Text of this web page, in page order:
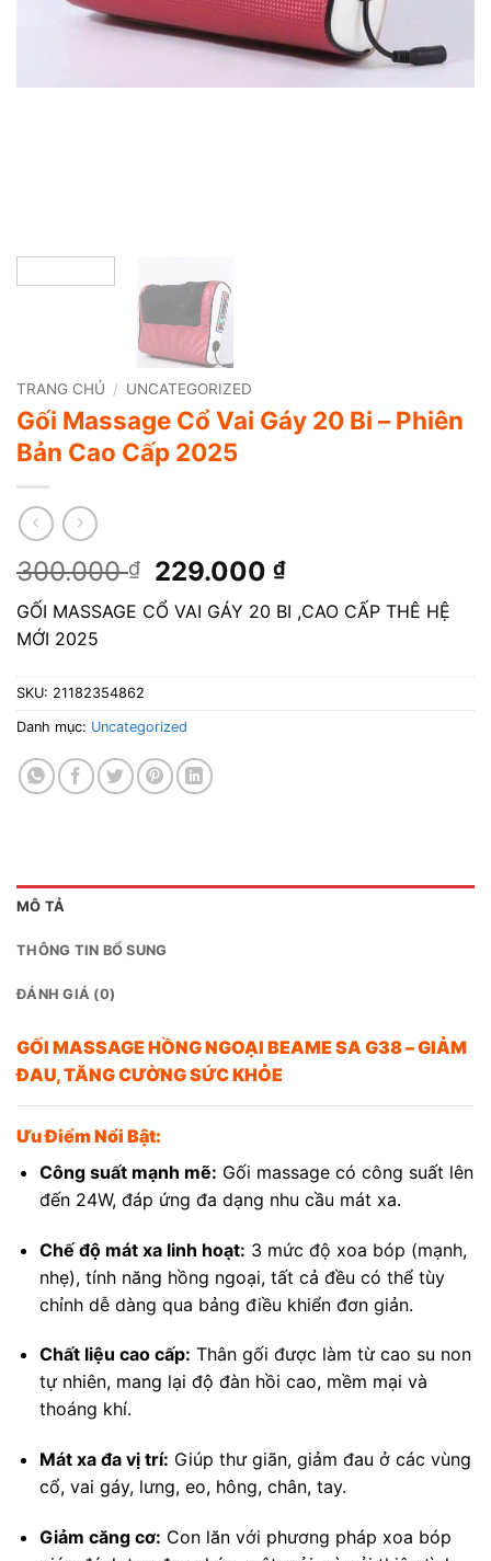
TRANG CHỦ / UNCATEGORIZED
Gối Massage Cổ Vai Gáy 20 Bi – Phiên
Bản Cao Cấp 2025
300.000₫
Giá
gốc
là:
229.000₫Giá
hiện
tại
229.000 ₫.
GỐI MASSAGE CỔ VAI GÁY 20 BI ,CAO CẤP THÊ HỆ
MỚI 2025
SKU: 21182354862
Danh mục: Uncategorized
MÔ TẢ
THÔNG TIN BỔ SUNG
ĐÁNH GIÁ (0)
GỐI MASSAGE HỒNG NGOẠI BEAME SA G38 – GIẢM
ĐAU, TĂNG CƯỜNG SỨC KHỎE
Ưu Điểm Nổi Bật:
Công suất mạnh mẽ: Gối massage có công suất lên
đến 24W, đáp ứng đa dạng nhu cầu mát xa.
Chế độ mát xa linh hoạt: 3 mức độ xoa bóp (mạnh,
nhẹ), tính năng hồng ngoại, tất cả đều có thể tùy
chỉnh dễ dàng qua bảng điều khiển đơn giản.
Chất liệu cao cấp: Thân gối được làm từ cao su non
tự nhiên, mang lại độ đàn hồi cao, mềm mại và
thoáng khí.
Mát xa đa vị trí: Giúp thư giãn, giảm đau ở các vùng
cổ, vai gáy, lưng, eo, hông, chân, tay.
Giảm căng cơ: Con lăn với phương pháp xoa bóp